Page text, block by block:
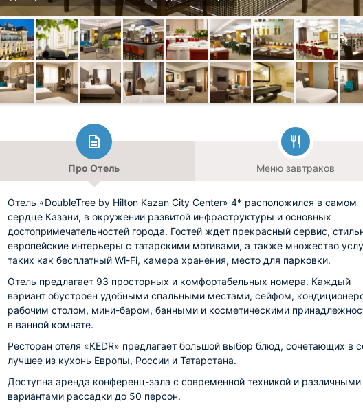
Про Отель Меню завтраков
Отель «DoubleTree by Hilton Kazan City Center» 4* расположился в самом
сердце Казани, в окружении развитой инфраструктуры и основных
достопримечательностей города. Гостей ждет прекрасный сервис,
европейские интерьеры с татарскими мотивами, а также множество
таких как бесплатный Wi-Fi, камера хранения, место для парковки.
Отель предлагает 93 просторных и комфортабельных номера. Каждый
вариант обустроен удобными спальными местами, сейфом,
рабочим столом, мини-баром, банными и косметическими
в ванной комнате.
Ресторан отеля «KEDR» предлагает большой выбор блюд, сочетающих в
лучшее из кухонь Европы, России и Татарстана.
Доступна аренда конференц-зала с современной техникой и различными
вариантами рассадки до 50 персон.